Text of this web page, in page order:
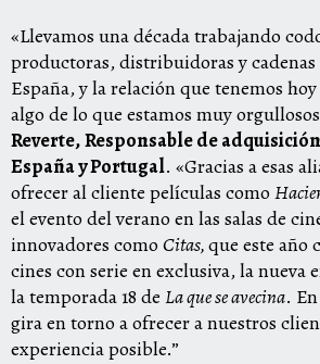
«Llevamos una década trabajando
productoras, distribuidoras y
España, y la relación que tenemos
algo de lo que estamos muy
Reverte,Responsable de
España y Portugal. «Gracias a esas
ofrecer al cliente películas como
el evento del verano en las salas de
innovadores como Citas,que este año
cines con serie en exclusiva, la nueva
la temporada 18 de La que se avecina.
gira en torno a ofrecer a nuestros
experiencia posible.”